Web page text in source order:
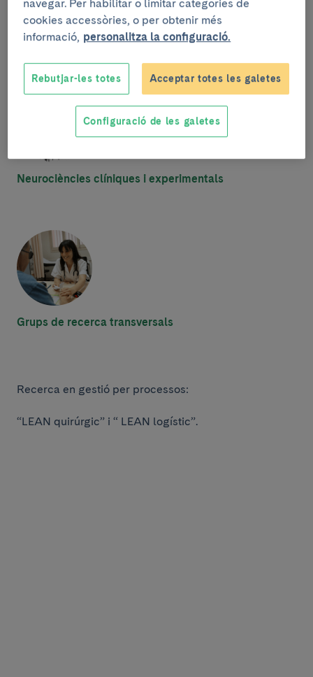
Fetge, sistema digestiu i metabolisme
Neurociències clíniques i experimentals
Grups de recerca transversals
Recerca en gestió per processos:
“LEAN quirúrgic” i “ LEAN logístic”.
navegar. Per habilitar o limitar categories de
cookies accessòries, o per obtenir més
informació, personalitza la configuració.
Rebutjar-les totes Acceptar totes les galetes
Configuració de les galetes